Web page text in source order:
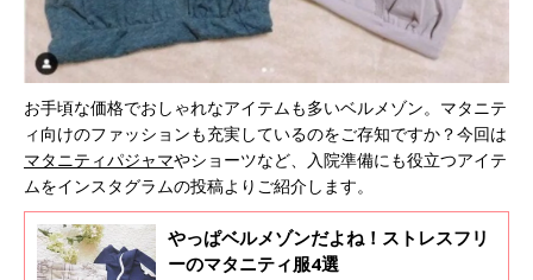
お手頃な価格でおしゃれなアイテムも多いベルメゾン。マタニテ
ィ向けのファッションも充実しているのをご存知ですか？今回は
マタニティパジャマやショーツなど、入院準備にも役立つアイテ
ムをインスタグラムの投稿よりご紹介します。
やっぱベルメゾンだよね！ストレスフリ
ーのマタニティ服4選